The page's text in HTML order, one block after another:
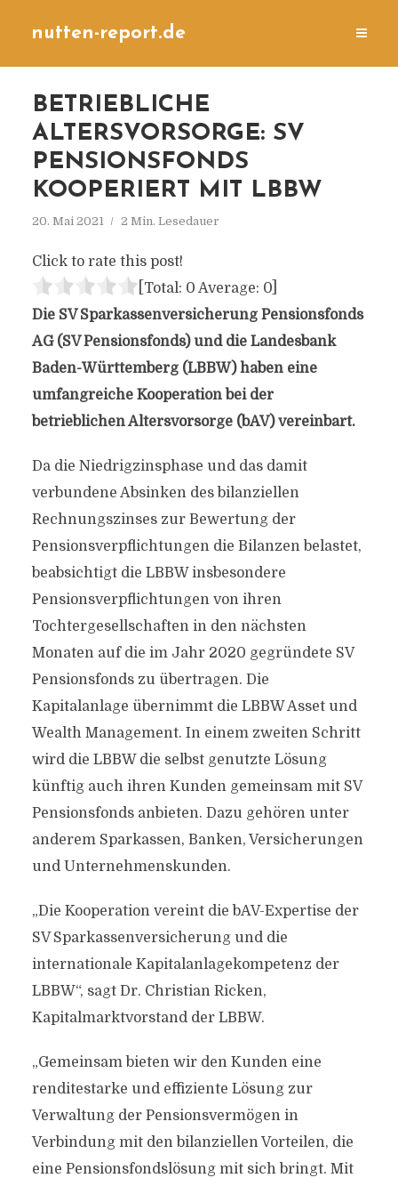
nutten-report.de
BETRIEBLICHE
ALTERSVORSORGE: SV
PENSIONSFONDS
KOOPERIERT MIT LBBW
20. Mai 2021 2 Min. Lesedauer
Click to rate this post!
[Total: 0 Average: 0]
Die SV Sparkassenversicherung Pensionsfonds
AG (SV Pensionsfonds) und die Landesbank
Baden-Württemberg (LBBW) haben eine
umfangreiche Kooperation bei der
betrieblichen Altersvorsorge (bAV) vereinbart.
Da die Niedrigzinsphase und das damit
verbundene Absinken des bilanziellen
Rechnungszinses zur Bewertung der
Pensionsverpflichtungen die Bilanzen belastet,
beabsichtigt die LBBW insbesondere
Pensionsverpflichtungen von ihren
Tochtergesellschaften in den nächsten
Monaten auf die im Jahr 2020 gegründete SV
Pensionsfonds zu übertragen. Die
Kapitalanlage übernimmt die LBBW Asset und
Wealth Management. In einem zweiten Schritt
wird die LBBW die selbst genutzte Lösung
künftig auch ihren Kunden gemeinsam mit SV
Pensionsfonds anbieten. Dazu gehören unter
anderem Sparkassen, Banken, Versicherungen
und Unternehmenskunden.
„Die Kooperation vereint die bAV-Expertise der
SV Sparkassenversicherung und die
internationale Kapitalanlagekompetenz der
LBBW“, sagt Dr. Christian Ricken,
Kapitalmarktvorstand der LBBW.
„Gemeinsam bieten wir den Kunden eine
renditestarke und effiziente Lösung zur
Verwaltung der Pensionsvermögen in
Verbindung mit den bilanziellen Vorteilen, die
eine Pensionsfondslösung mit sich bringt. Mit